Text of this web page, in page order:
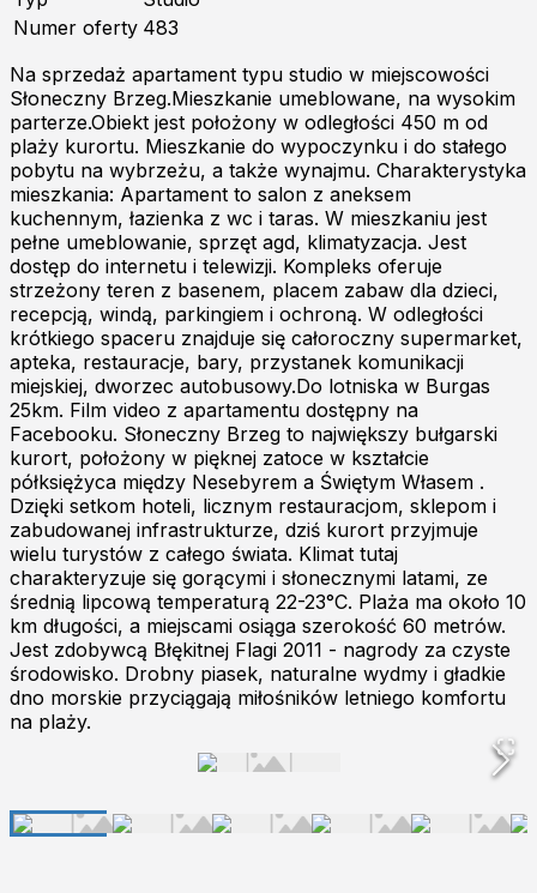
Numer oferty 483
Na sprzedaż apartament typu studio w miejscowości
Słoneczny Brzeg.Mieszkanie umeblowane, na wysokim
parterze.Obiekt jest położony w odległości 450 m od
plaży kurortu. Mieszkaniе do wypoczynku i do stałego
pobytu na wybrzeżu, a także wynajmu. Charakterystyka
mieszkania: Apartament to salon z aneksem
kuchennym, łazienka z wc i taras. W mieszkaniu jest
pełne umeblowanie, sprzęt agd, klimatyzacja. Jest
dostęp do internetu i telewizji. Kompleks oferuje
strzeżony teren z basenem, placem zabaw dla dzieci,
recepcją, windą, parkingiem i ochroną. W odległości
krótkiego spaceru znajduje się całoroczny supermarket,
apteka, restauracje, bary, przystanek komunikacji
miejskiej, dworzec autobusowy.Do lotniska w Burgas
25km. Film video z apartamentu dostępny na
Facebooku. Słoneczny Brzeg to największy bułgarski
kurort, położony w pięknej zatoce w kształcie
półksiężyca między Nesebyrem a Świętym Własem .
Dzięki setkom hoteli, licznym restauracjom, sklepom i
zabudowanej infrastrukturze, dziś kurort przyjmuje
wielu turystów z całego świata. Klimat tutaj
charakteryzuje się gorącymi i słonecznymi latami, ze
średnią lipcową temperaturą 22-23°C. Plaża ma około 10
km długości, a miejscami osiąga szerokość 60 metrów.
Jest zdobywcą Błękitnej Flagi 2011 - nagrody za czyste
środowisko. Drobny piasek, naturalne wydmy i gładkie
dno morskie przyciągają miłośników letniego komfortu
na plaży.